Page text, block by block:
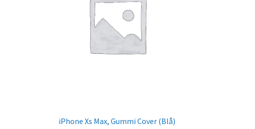
iPhone Xs Max, Gummi Cover (Blå)